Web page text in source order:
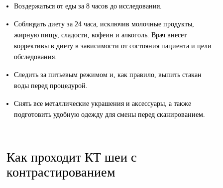
Воздержаться от еды за 8 часов до исследования.
Соблюдать диету за 24 часа, исключив молочные продукты,
жирную пищу, сладости, кофеин и алкоголь. Врач внесет
коррективы в диету в зависимости от состояния пациента и цели
обследования.
Следить за питьевым режимом и, как правило, выпить стакан
воды перед процедурой.
Снять все металлические украшения и аксессуары, а также
подготовить удобную одежду для смены перед сканированием.
Как проходит КТ шеи с
контрастированием